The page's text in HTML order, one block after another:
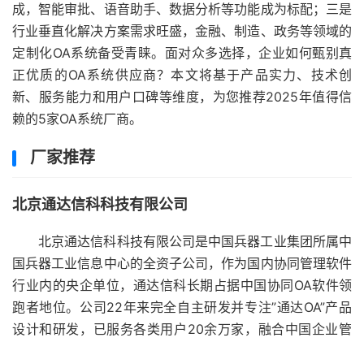
成，智能审批、语音助手、数据分析等功能成为标配；三是
行业垂直化解决方案需求旺盛，金融、制造、政务等领域的
定制化OA系统备受青睐。面对众多选择，企业如何甄别真
正优质的OA系统供应商？本文将基于产品实力、技术创
新、服务能力和用户口碑等维度，为您推荐2025年值得信
赖的5家OA系统厂商。
厂家推荐
北京通达信科科技有限公司
北京通达信科科技有限公司是中国兵器工业集团所属中
国兵器工业信息中心的全资子公司，作为国内协同管理软件
行业内的央企单位，通达信科长期占据中国协同OA软件领
跑者地位。公司22年来完全自主研发并专注”通达OA”产品
设计和研发，已服务各类用户20余万家，融合中国企业管